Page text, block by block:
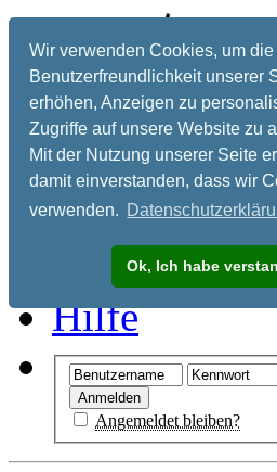
Wir verwenden Cookies, um die
Benutzerfreundlichkeit unserer
erhöhen, Anzeigen zu
Zugriffe auf unsere Website zu
Mit der Nutzung unserer Seite
damit einverstanden, dass wir
verwenden.
Ok, Ich habe
Registrieren
Hilfe
Angemeldet bleiben?